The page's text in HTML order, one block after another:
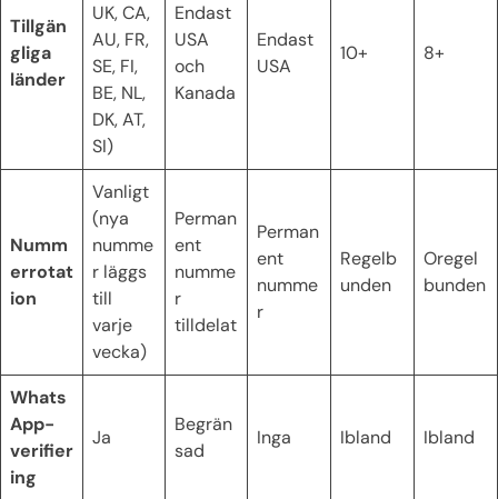
Tillgän
gliga
länder
UK, CA,
AU, FR,
SE, FI,
BE, NL,
DK, AT,
SI)
Endast
USA
och
Kanada
Endast
USA
10+ 8+
Numm
errotat
ion
Vanligt
(nya
numme
r läggs
till
varje
vecka)
Perman
ent
numme
r
tilldelat
Perman
ent
numme
r
Regelb
unden
Oregel
bunden
Whats
App-
verifier
ing
Ja
Begrän
sad
Inga Ibland Ibland